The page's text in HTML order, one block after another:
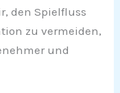
den Spielfluss
zu vermeiden,
und